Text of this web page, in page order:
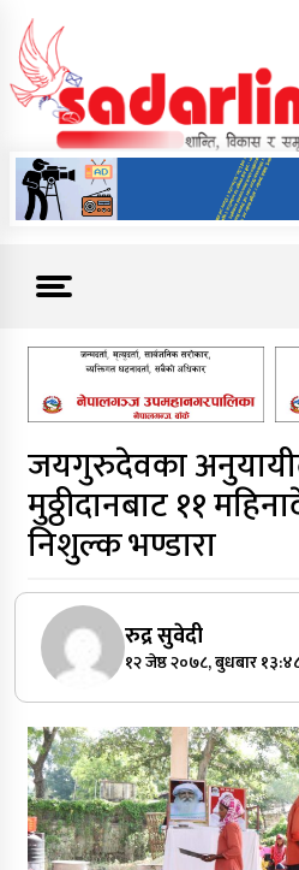
content
News For Nepal
जयगुरुदेवका
मुठ्ठीदानबाट ११
निशुल्क भण्डारा
रुद्र सुवेदी
१२ जेष्ठ २०७८, बुधबार